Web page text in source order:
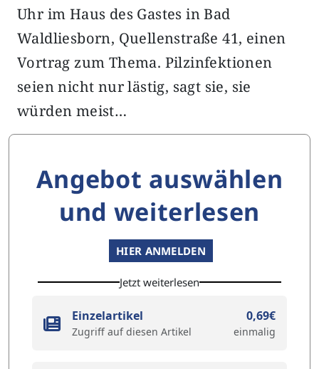
Uhr im Haus des Gastes in Bad
Waldliesborn, Quellenstraße 41, einen
Vortrag zum Thema. Pilzinfektionen
seien nicht nur lästig, sagt sie, sie
würden meist…
Angebot auswählen
und weiterlesen
HIER ANMELDEN
Jetzt weiterlesen
Einzelartikel
Zugriff auf diesen Artikel
0,69€
einmalig